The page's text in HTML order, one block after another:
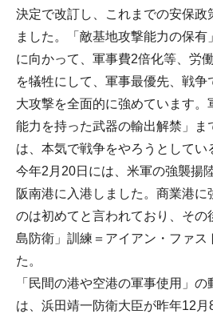
決定で改訂し、これまでの安保政
ました。「敵基地攻撃能力の保
に向かって、軍事費2倍化等、労
を犠牲にして、軍事最優先、戦争
大攻撃を全面的に強めています。
能力を持った武器の輸出解禁」ま
は、本気で戦争をやろうとしてい
今年2月20日には、米軍の強襲揚
阪南港に入港しました。商業港に
のは初めてと言われており、その
島防衛」訓練＝アイアン・ファス
た。
「民間の港や空港の軍事使用」
は、浜田靖一防衛大臣が昨年12